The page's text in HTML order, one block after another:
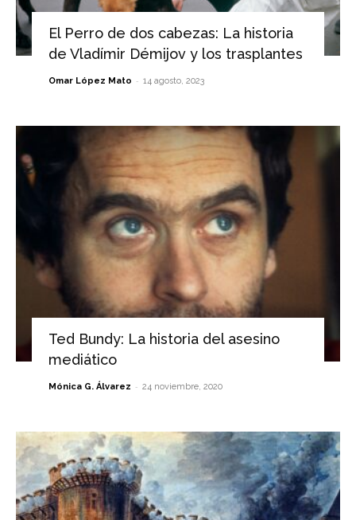
El Perro de dos cabezas: La historia
de Vladímir Démijov y los trasplantes
Omar López Mato - 14 agosto, 2023
Ted Bundy: La historia del asesino
mediático
Mónica G. Álvarez - 24 noviembre, 2020